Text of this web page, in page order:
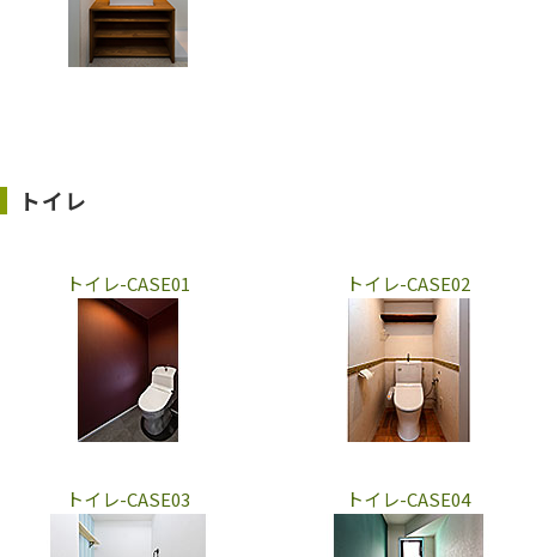
トイレ
トイレ-CASE01 トイレ-CASE02
トイレ-CASE03 トイレ-CASE04